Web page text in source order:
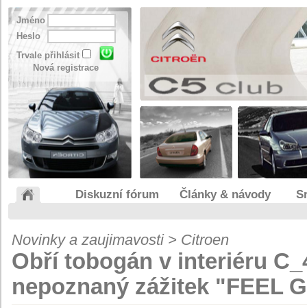
Jméno
Heslo
Trvale přihlásit
Nová registrace
Diskuzní fórum Články & návody
Novinky a zaujimavosti > Citroen
Obří tobogán v interiéru
nepoznaný zážitek "FEEL